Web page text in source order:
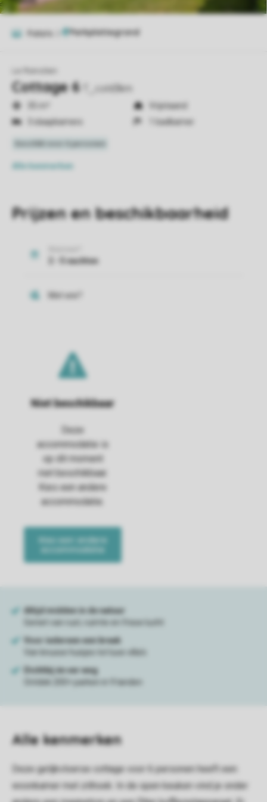
Foto's
Le Ranolien
Cottage 6 T_cot63km
Vrijstaand
3 slaapkamers
1 badkamer
Alle kenmerken
Prijzen en beschikbaarheid
Allekenmerken
Deze gelijkvloerse cottage voor 6 personen heeft een
woonkamer met zithoek. In de open keuken vind je onder